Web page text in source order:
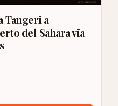
Tangeri a
del Sahara via